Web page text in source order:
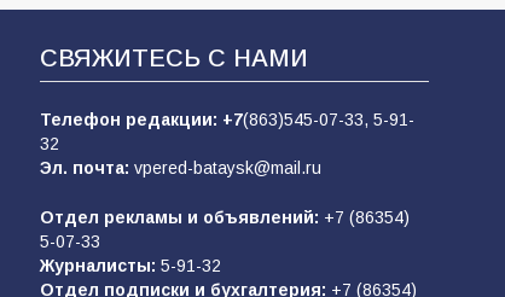
СВЯЖИТЕСЬ С НАМИ
Телефон редакции: +7(863)545-07-33, 5-91-
32
Эл. почта: vpered-bataysk@mail.ru
Отдел рекламы и объявлений: +7 (86354)
5-07-33
Журналисты: 5-91-32
Отдел подписки и бухгалтерия: +7 (86354)